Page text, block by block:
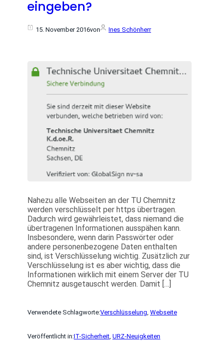
eingeben?
15. November 2016von Ines Schönherr
Nahezu alle Webseiten an der TU Chemnitz
werden verschlüsselt per https übertragen.
Dadurch wird gewährleistet, dass niemand die
übertragenen Informationen ausspähen kann.
Insbesondere, wenn darin Passwörter oder
andere personenbezogene Daten enthalten
sind, ist Verschlüsselung wichtig. Zusätzlich zur
Verschlüsselung ist es aber wichtig, dass die
Informationen wirklich mit einem Server der TU
Chemnitz ausgetauscht werden. Damit […]
Verwendete Schlagworte:Verschlüsselung, Webseite
Veröffentlicht in:IT-Sicherheit, URZ-Neuigkeiten